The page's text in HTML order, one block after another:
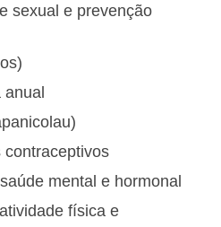
sexual e prevenção
anual
contraceptivos
mental e hormonal
física e